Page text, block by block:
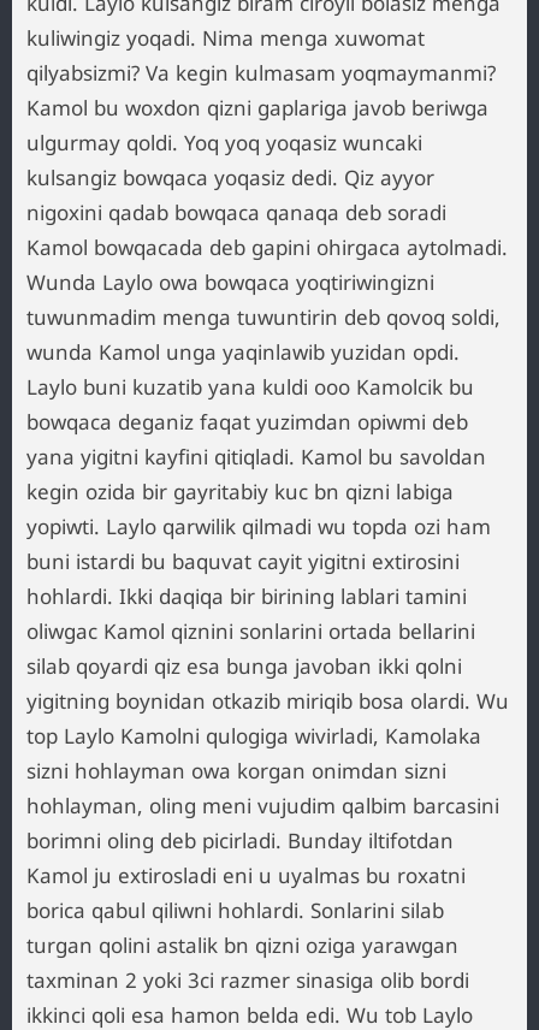
kuliwingiz yoqadi. Nima menga xuwomat
qilyabsizmi? Va kegin kulmasam yoqmaymanmi?
Kamol bu woxdon qizni gaplariga javob beriwga
ulgurmay qoldi. Yoq yoq yoqasiz wuncaki
kulsangiz bowqaca yoqasiz dedi. Qiz ayyor
nigoxini qadab bowqaca qanaqa deb soradi
Kamol bowqacada deb gapini ohirgaca aytolmadi.
Wunda Laylo owa bowqaca yoqtiriwingizni
tuwunmadim menga tuwuntirin deb qovoq soldi,
wunda Kamol unga yaqinlawib yuzidan opdi.
Laylo buni kuzatib yana kuldi ooo Kamolcik bu
bowqaca deganiz faqat yuzimdan opiwmi deb
yana yigitni kayfini qitiqladi. Kamol bu savoldan
kegin ozida bir gayritabiy kuc bn qizni labiga
yopiwti. Laylo qarwilik qilmadi wu topda ozi ham
buni istardi bu baquvat cayit yigitni extirosini
hohlardi. Ikki daqiqa bir birining lablari tamini
oliwgac Kamol qiznini sonlarini ortada bellarini
silab qoyardi qiz esa bunga javoban ikki qolni
yigitning boynidan otkazib miriqib bosa olardi. Wu
top Laylo Kamolni qulogiga wivirladi, Kamolaka
sizni hohlayman owa korgan onimdan sizni
hohlayman, oling meni vujudim qalbim barcasini
borimni oling deb picirladi. Bunday iltifotdan
Kamol ju extirosladi eni u uyalmas bu roxatni
borica qabul qiliwni hohlardi. Sonlarini silab
turgan qolini astalik bn qizni oziga yarawgan
taxminan 2 yoki 3ci razmer sinasiga olib bordi
ikkinci qoli esa hamon belda edi. Wu tob Laylo